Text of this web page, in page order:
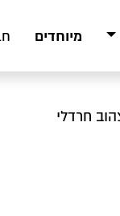
מיוחדים
חרדלי